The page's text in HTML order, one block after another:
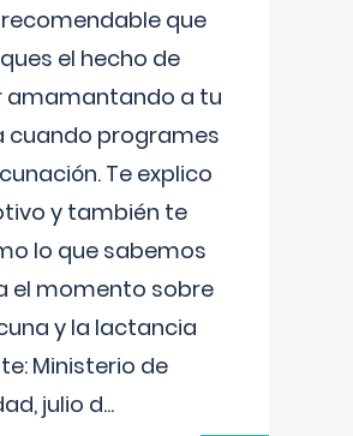
recomendable que
el hecho de
amamantando a tu
cuando programes
Te explico
y también te
lo que sabemos
el momento sobre
y la lactancia
Ministerio de
julio d...